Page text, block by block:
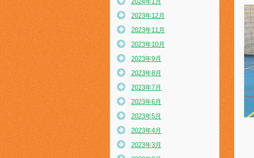
2023年12月
2023年11月
2023年10月
2023年9月
2023年8月
2023年7月
2023年6月
2023年5月
2023年4月
2023年3月